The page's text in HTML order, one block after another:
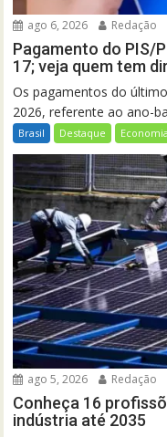
ago 6, 2026 Redação
Pagamento do PIS/
17; veja quem tem
Os pagamentos do
2026, referente ao ano-
Brasil Destaque Economia
ago 5, 2026 Redação
Conheça 16
indústria até 2035